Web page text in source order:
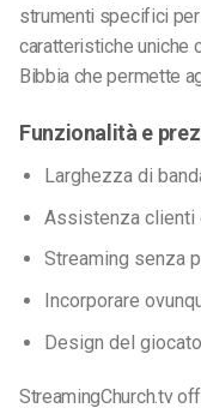
strumenti specifici
caratteristiche uniche
Bibbia che permette
Funzionalità e
Larghezza di
Assistenza clienti
Streaming senza
Incorporare
Design del
StreamingChurch.tv